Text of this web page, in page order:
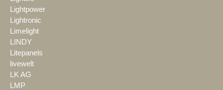
Lightpower
Lightronic
Limelight
LINDY
Litepanels
livewelt
LK AG
LMP